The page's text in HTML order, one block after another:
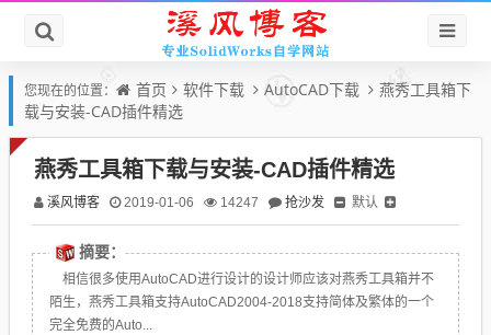
您现在的位置： 首页 软件下载 AutoCAD下载
燕秀工具箱下
载与安装-CAD插件精选
燕秀工具箱下载与安装-CAD插件精选
溪风博客 2019-01-06 14247 抢沙发 默认
摘要：
相信很多使用AutoCAD进行设计的设计师应该对燕秀工具箱并不
陌生，燕秀工具箱支持AutoCAD2004-2018支持简体及繁体的一个
完全免费的Auto...